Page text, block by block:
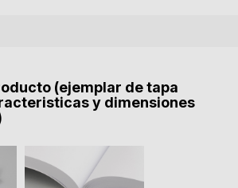
(ejemplar de tapa
y dimensiones